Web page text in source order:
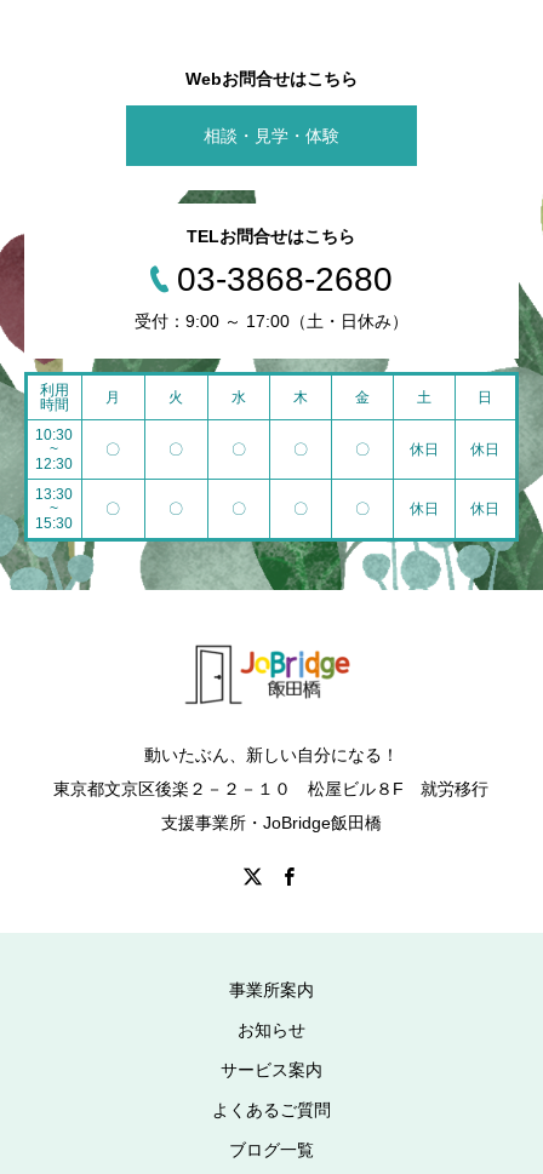
Webお問合せはこちら
相談・見学・体験
TELお問合せはこちら
03-3868-2680
受付：9:00 ～ 17:00（土・日休み）
利用
時間
月 火 水 木 金 土 日
10:30
~
12:30
〇 〇 〇 〇 〇 休日 休日
13:30
~
15:30
〇 〇 〇 〇 〇 休日 休日
動いたぶん、新しい自分になる！
東京都文京区後楽２－２－１０ 松屋ビル８F 就労移行
支援事業所・JoBridge飯田橋
事業所案内
お知らせ
サービス案内
よくあるご質問
ブログ一覧